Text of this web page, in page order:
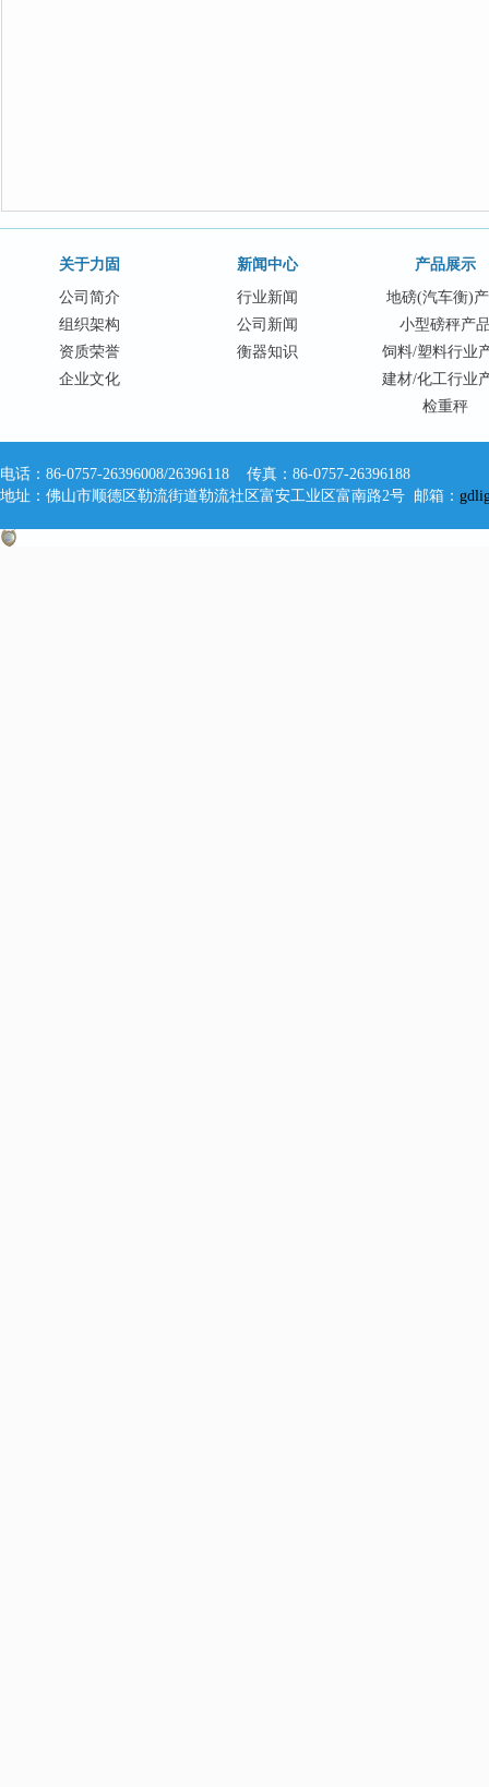
关于力固
公司简介
组织架构
资质荣誉
企业文化
新闻中心
行业新闻
公司新闻
衡器知识
产品展示
地磅(汽车衡)
小型磅秤产
饲料/塑料行业
建材/化工行业
检重秤
电话：86-0757-26396008/26396118 传真：86-0757-26396188
地址：佛山市顺德区勒流街道勒流社区富安工业区富南路2号 邮箱：